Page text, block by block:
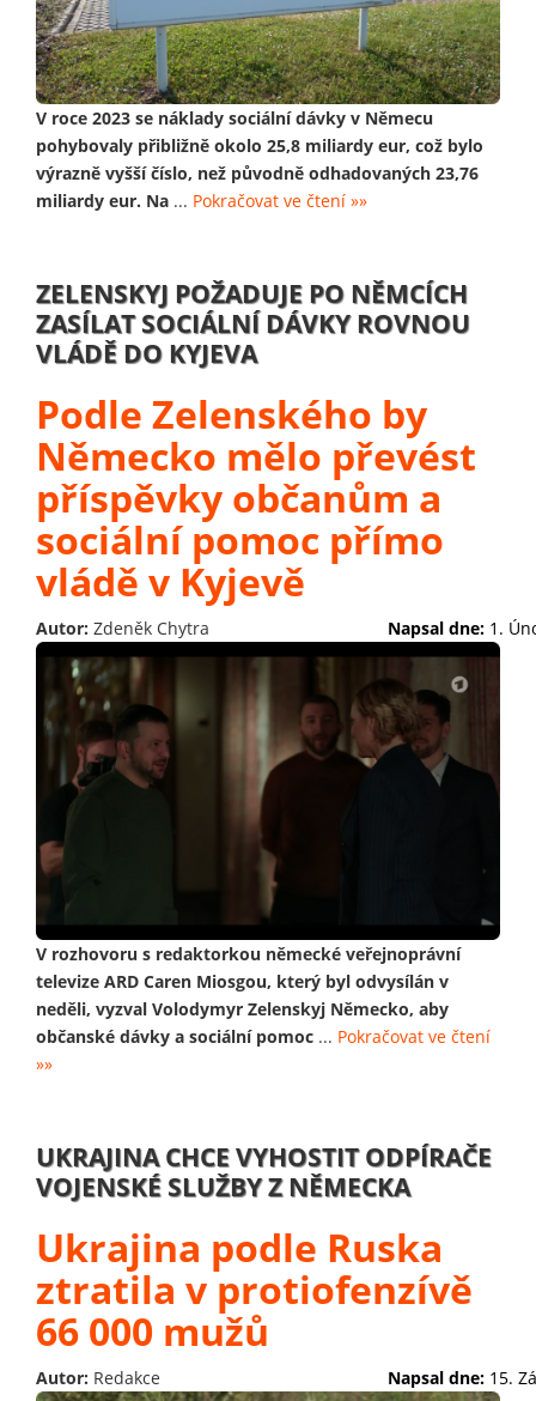
V roce 2023 se náklady sociální dávky v Němecu
pohybovaly přibližně okolo 25,8 miliardy eur, což bylo
výrazně vyšší číslo, než původně odhadovaných 23,76
miliardy eur. Na ... Pokračovat ve čtení »»
ZELENSKYJ POŽADUJE PO NĚMCÍCH
ZASÍLAT SOCIÁLNÍ DÁVKY ROVNOU
VLÁDĚ DO KYJEVA
Podle Zelenského by
Německo mělo převést
příspěvky občanům a
sociální pomoc přímo
vládě v Kyjevě
Autor: Zdeněk Chytra Napsal dne: 1.
V rozhovoru s redaktorkou německé veřejnoprávní
televize ARD Caren Miosgou, který byl odvysílán v
neděli, vyzval Volodymyr Zelenskyj Německo, aby
občanské dávky a sociální pomoc ... Pokračovat ve čtení
»»
UKRAJINA CHCE VYHOSTIT ODPÍRAČE
VOJENSKÉ SLUŽBY Z NĚMECKA
Ukrajina podle Ruska
ztratila v protiofenzívě
66 000 mužů
Autor: Redakce Napsal dne: 15.